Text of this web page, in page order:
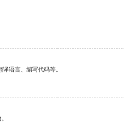
语言、编写代码等。